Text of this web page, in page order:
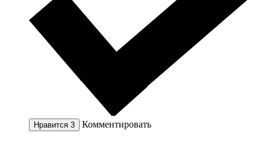
Нравится 3 Комментировать